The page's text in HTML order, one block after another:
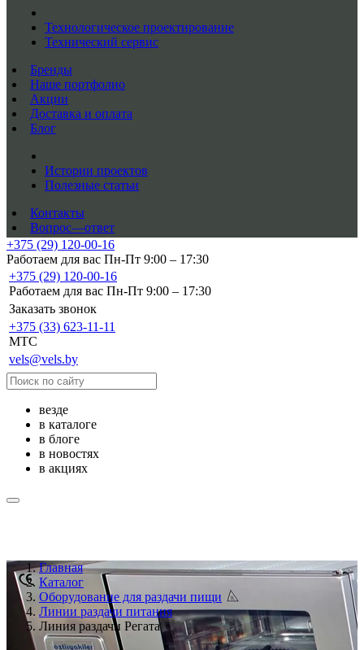
Технологическое проектирование
Технический сервис
Бренды
Наше портфолио
Акции
Доставка и оплата
Блог
Истории проектов
Полезные статьи
Контакты
Вопрос—ответ
+375 (29) 120-00-16
Работаем для вас Пн-Пт 9:00 – 17:30
+375 (29) 120-00-16
Работаем для вас Пн-Пт 9:00 – 17:30
Заказать звонок
+375 (33) 623-11-11
MTC
vels@vels.by
везде
в каталоге
в блоге
в новостях
в акциях
Главная
Каталог
Оборудование для раздачи пищи
Линии раздачи питания
Линия раздачи Регата